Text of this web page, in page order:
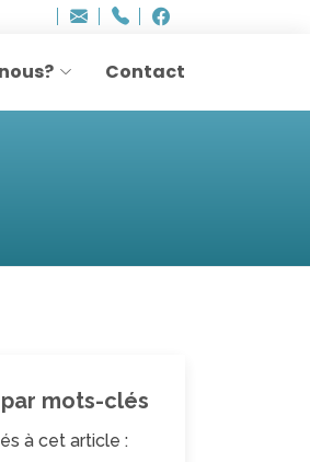
Adresse
mail
info..hâthe..
Tel.
Tel.
Contact
mots-clés
à cet article :